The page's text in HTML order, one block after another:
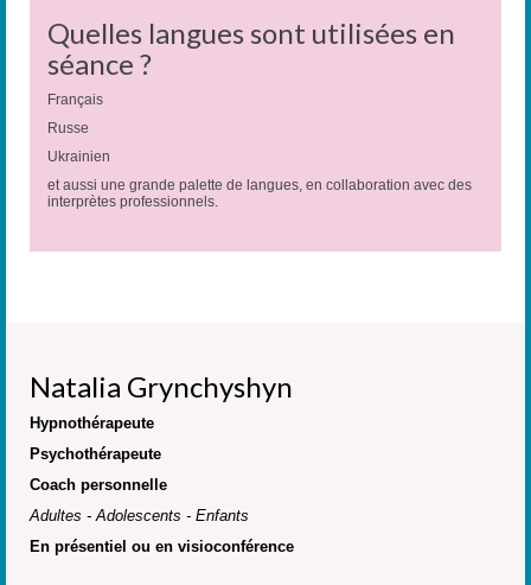
Quelles langues sont utilisées en
séance ?
Français
Russe
Ukrainien
et aussi une grande palette de langues, en collaboration avec des
interprètes professionnels.
Natalia Grynchyshyn
Hypnothérapeute
Psychothérapeute
Coach personnelle
Adultes - Adolescents - Enfants
En présentiel ou en visioconférence